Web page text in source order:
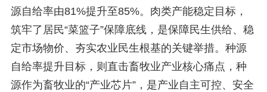
源自给率由81%提升至85%。肉类产能稳定目标，
筑牢了居民“菜篮子”保障底线，是保障民生供给、稳
定市场物价、夯实农业民生根基的关键举措。种源
自给率提升目标，则直击畜牧业产业核心痛点，种
源作为畜牧业的“产业芯片”，是产业自主可控、安全